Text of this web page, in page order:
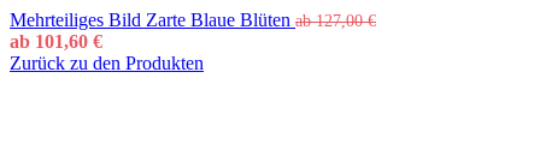
Mehrteiliges Bild Zarte Blaue Blüten ab127,00€
ab 101,60 €
Zurück zu den Produkten